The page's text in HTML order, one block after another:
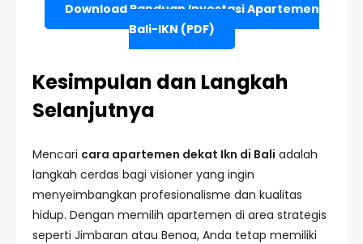
Download Panduan Investasi Apartemen
Bali-IKN (PDF)
Kesimpulan dan Langkah
Selanjutnya
Mencari cara apartemen dekat Ikn di Bali adalah
langkah cerdas bagi visioner yang ingin
menyeimbangkan profesionalisme dan kualitas
hidup. Dengan memilih apartemen di area strategis
seperti Jimbaran atau Benoa, Anda tetap memiliki